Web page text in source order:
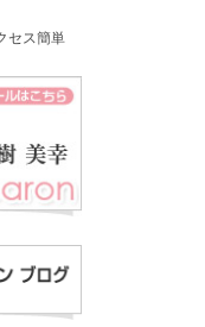
セス簡単